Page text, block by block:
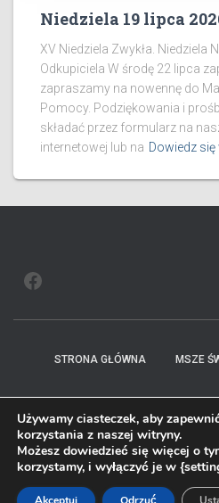
Niedziela 19 lipca
XV Niedziela Zwykła. Niedziela
Odkupiciela W środę 22 lipca
zapraszamy na nowennę do
Pomocy. Podziękowania i
składać przez formularz na
internetowej lub na Dowiedz się
STRONA GŁÓWNA MSZE
Hestia | Stworzone
Używamy ciasteczek, aby
korzystania z naszej witryny.
Możesz dowiedzieć się więcej o
korzystamy, i wyłączyć je w